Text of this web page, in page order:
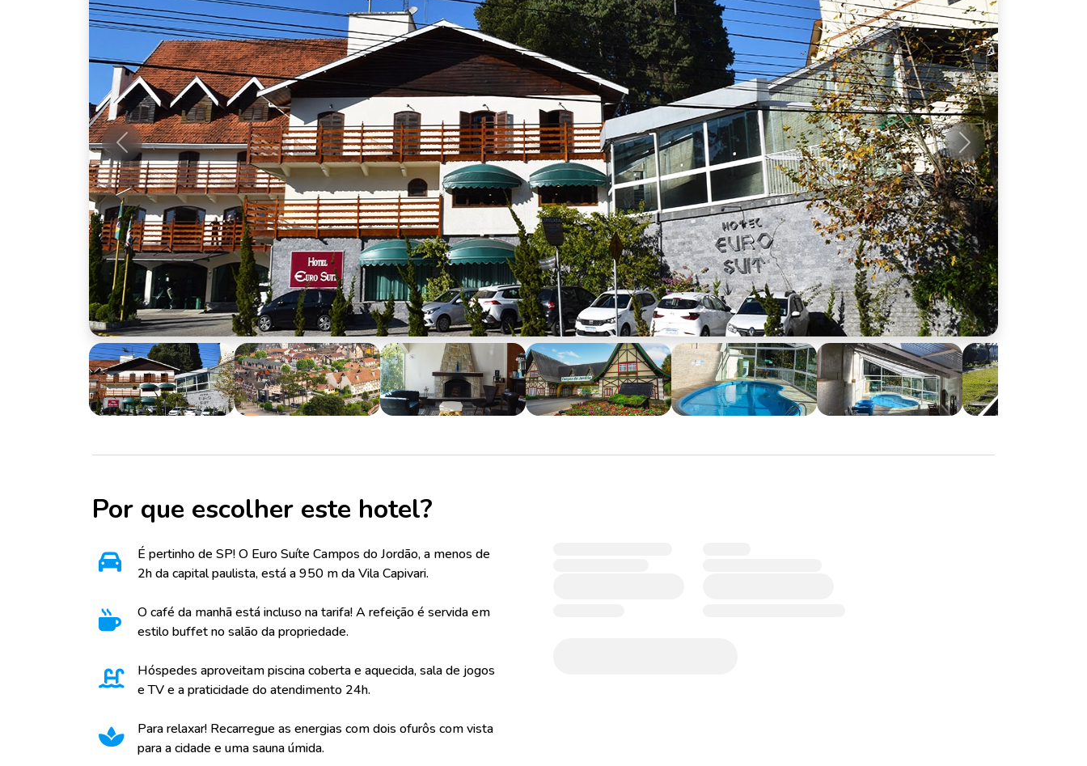
Anterior Próximo
Por que escolher este hotel?
É pertinho de SP! O Euro Suíte Campos do Jordão, a menos de
2h da capital paulista, está a 950 m da Vila Capivari.
O café da manhã está incluso na tarifa! A refeição é servida em
estilo buffet no salão da propriedade.
Hóspedes aproveitam piscina coberta e aquecida, sala de jogos
e TV e a praticidade do atendimento 24h.
Para relaxar! Recarregue as energias com dois ofurôs com vista
para a cidade e uma sauna úmida.